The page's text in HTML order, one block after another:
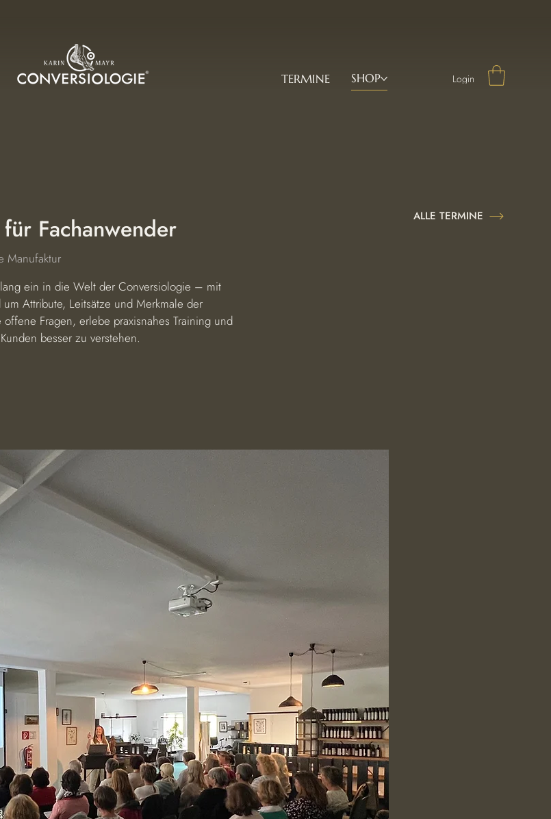
TERMINE SHOP Login
Fachanwender
Manufaktur
lang ein in die Welt der Conversiologie – mit
Attribute, Leitsätze und Merkmale der
Fragen, erlebe praxisnahes Training und
besser zu verstehen.
ALLE TERMINE